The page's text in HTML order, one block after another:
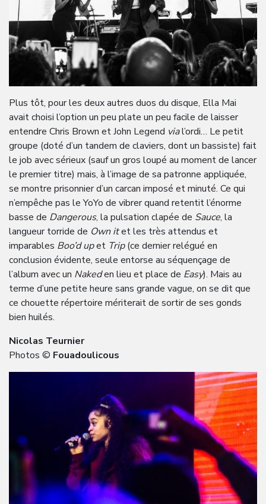
Plus tôt, pour les deux autres duos du disque, Ella Mai
avait choisi l’option un peu plate un peu facile de laisser
entendre Chris Brown et John Legend vial’ordi… Le petit
groupe (doté d’un tandem de claviers, dont un bassiste) fait
le job avec sérieux (sauf un gros loupé au moment de lancer
le premier titre) mais, à l’image de sa patronne appliquée,
se montre prisonnier d’un carcan imposé et minuté. Ce qui
n’empêche pas le YoYo de vibrer quand retentit l’énorme
basse de Dangerous, la pulsation clapée de Sauce, la
langueur torride de Own itet les très attendus et
imparables Boo’d upet Trip(ce dernier relégué en
conclusion évidente, seule entorse au séquençage de
l’album avec un Nakeden lieu et place de Easy). Mais au
terme d’une petite heure sans grande vague, on se dit que
ce chouette répertoire mériterait de sortir de ses gonds
bien huilés.
Nicolas Teurnier
Photos © Fouadoulicous